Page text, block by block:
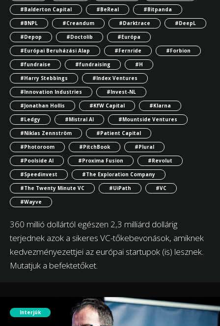
#Balderton Capital
#BeReal
#Bitpanda
#BNPL
#Creandum #Darktrace
#DeepL
#Depop
#Doctolib
#Európa
#Európai Beruházási Alap
#Fernride
#Forbion
#fundraise
#fundraising
#H
#Harry Stebbings
#Index Ventures
#Innovation Industries
#Invest-NL
#Jonathan Hollis
#KfW Capital
#Klarna
#Ledgy
#Mistral AI
#Mountside Ventures
#Niklas Zennström
#Patient Capital
#Photoroom
#PitchBook
#Plural
#Poolside AI
#Proxima Fusion
#Revolut
#Speedinvest
#The Exploration Company
#The Twenty Minute VC
#UiPath
#VC
#Wayve
360 millió dollártól egészen 2,3 milliárd dollárig
terjednek azok a sikeres VC-tőkebevonások, amiknek
kedvezményezettjei az európai startupok (is) lesznek.
Mutatjuk a befektetőket.
Interjúk